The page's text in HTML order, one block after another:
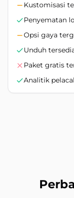
Kustomisasi
Penyematan
Opsi gaya
Unduh
Paket gratis
Analitik